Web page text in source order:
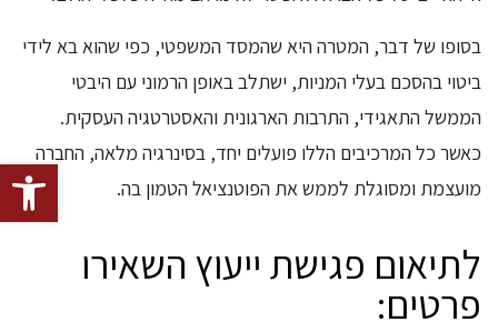
פתח
בסופו של דבר, המטרה היא שהמסד המשפטי, כפי שהוא בא לידי
ביטוי בהסכם בעלי המניות, ישתלב באופן הרמוני עם היבטי
הממשל התאגידי, התרבות הארגונית והאסטרטגיה העסקית.
כאשר כל המרכיבים הללו פועלים יחד, בסינרגיה מלאה, החברה
מועצמת ומסוגלת לממש את הפוטנציאל הטמון בה.
לתיאום פגישת ייעוץ השאירו
פרטים: